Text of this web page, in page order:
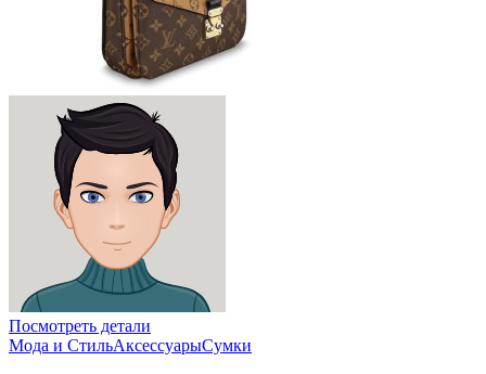
Посмотреть детали
Мода и СтильАксессуарыСумки